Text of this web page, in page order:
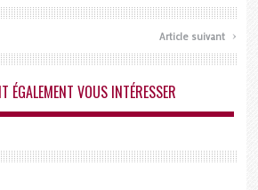
Article suivant ›
ÉGALEMENT VOUS INTÉRESSER